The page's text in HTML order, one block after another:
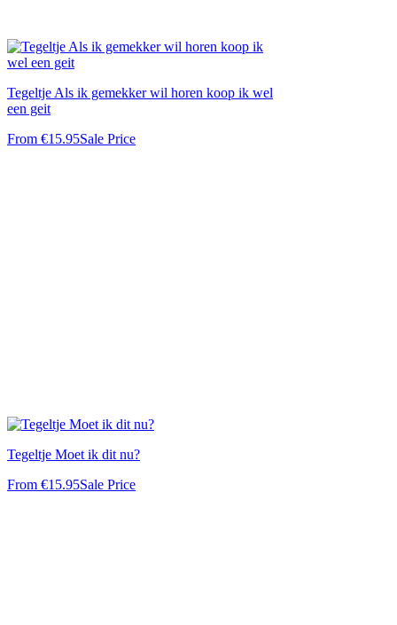
Tegeltje Als ik gemekker wil horen koop ik wel
een geit
From €15.95Sale Price
Tegeltje Moet ik dit nu?
From €15.95Sale Price